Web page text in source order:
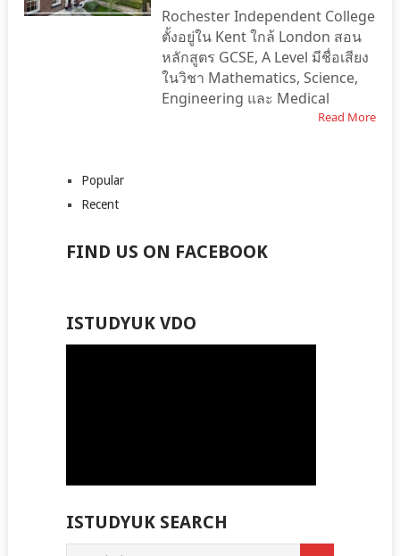
Rochester Independent College
ตั้งอยู่ใน Kent ใกล้ London สอน
หลักสูตร GCSE, A Level มีชื่อเสียง
ในวิชา Mathematics, Science,
Engineering และ Medical
Read More
Popular
Recent
FIND US ON FACEBOOK
ISTUDYUK VDO
ISTUDYUK SEARCH